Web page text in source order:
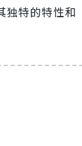
特的特性和